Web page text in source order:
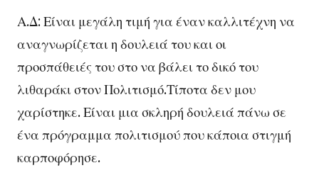
Α.Δ: Είναι μεγάλη τιμή για έναν καλλιτέχνη να
αναγνωρίζεται η δουλειά του και οι
προσπάθειές του στο να βάλει το δικό του
λιθαράκι στον Πολιτισμό.Τίποτα δεν μου
χαρίστηκε. Είναι μια σκληρή δουλειά πάνω σε
ένα πρόγραμμα πολιτισμού που κάποια στιγμή
καρποφόρησε.